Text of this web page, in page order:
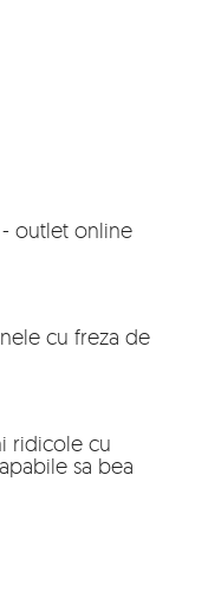
- outlet online
cu freza de
ridicole cu
sa bea